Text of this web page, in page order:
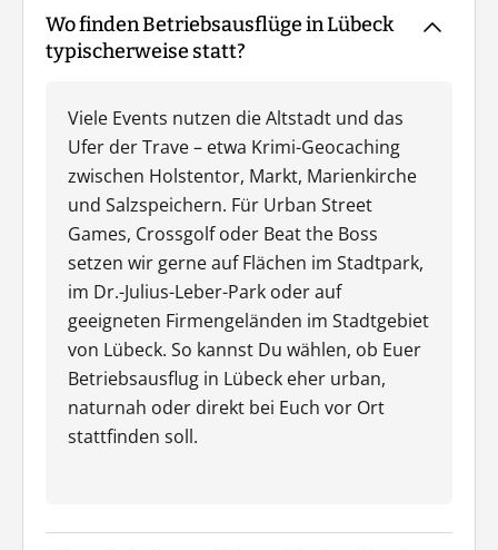
Wo finden Betriebsausflüge in Lübeck
typischerweise statt?
Viele Events nutzen die Altstadt und das
Ufer der Trave – etwa Krimi-Geocaching
zwischen Holstentor, Markt, Marienkirche
und Salzspeichern. Für Urban Street
Games, Crossgolf oder Beat the Boss
setzen wir gerne auf Flächen im Stadtpark,
im Dr.-Julius-Leber-Park oder auf
geeigneten Firmengeländen im Stadtgebiet
von Lübeck. So kannst Du wählen, ob Euer
Betriebsausflug in Lübeck eher urban,
naturnah oder direkt bei Euch vor Ort
stattfinden soll.